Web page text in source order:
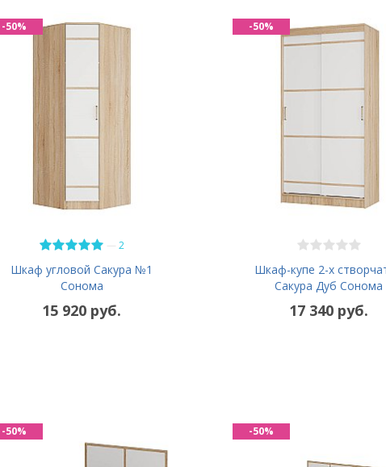
— 2
Шкаф угловой Сакура №1
Сонома
15 920 руб.
-50%
Шкаф-купе 2-х
Сакура Дуб Сонома
17 340 руб.
-50%
-50% -50%